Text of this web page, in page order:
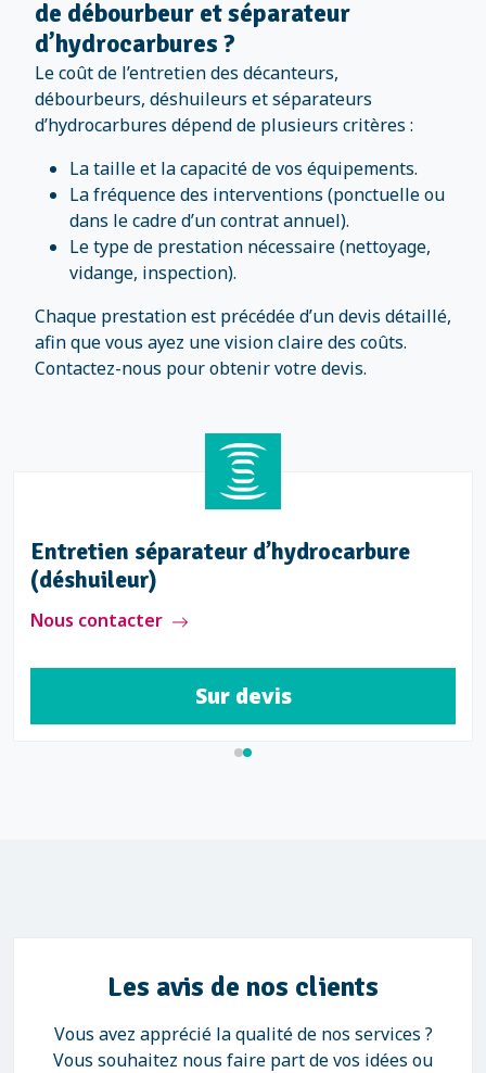
de débourbeur et séparateur
d’hydrocarbures ?
Le coût de l’entretien des décanteurs,
débourbeurs, déshuileurs et séparateurs
d’hydrocarbures dépend de plusieurs critères :
La taille et la capacité de vos équipements.
La fréquence des interventions (ponctuelle ou
dans le cadre d’un contrat annuel).
Le type de prestation nécessaire (nettoyage,
vidange, inspection).
Chaque prestation est précédée d’un devis détaillé,
afin que vous ayez une vision claire des coûts.
Contactez-nous pour obtenir votre devis.
Entretien séparateur d’hydrocarbure
(déshuileur)
Nous contacter
Sur devis
Les avis de nos clients
Vous avez apprécié la qualité de nos services ?
Vous souhaitez nous faire part de vos idées ou